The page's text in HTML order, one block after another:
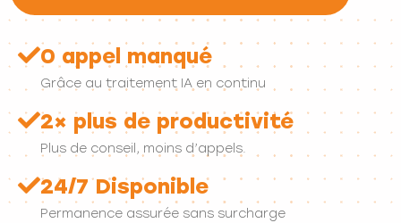
0 appel manqué
Grâce au traitement IA en continu
2× plus de productivité
Plus de conseil, moins d’appels.
24/7 Disponible
Permanence assurée sans surcharge